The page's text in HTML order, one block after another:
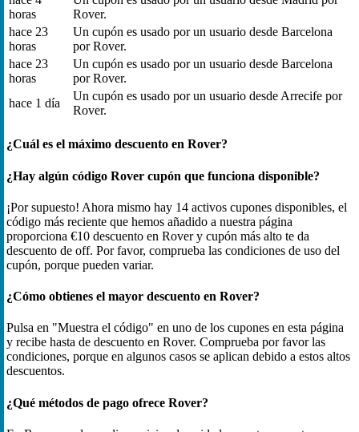
horas
Rover.
hace 23
horas
Un cupón es usado por un usuario desde Barcelona
por Rover.
hace 23
horas
Un cupón es usado por un usuario desde Barcelona
por Rover.
hace 1 día
Un cupón es usado por un usuario desde Arrecife por
Rover.
¿Cuál es el máximo descuento en Rover?
¿Hay algún código Rover cupón que funciona disponible?
¡Por supuesto! Ahora mismo hay 14 activos cupones disponibles, el
código más reciente que hemos añadido a nuestra página
proporciona €10 descuento en Rover y cupón más alto te da
descuento de off. Por favor, comprueba las condiciones de uso del
cupón, porque pueden variar.
¿Cómo obtienes el mayor descuento en Rover?
Pulsa en "Muestra el código" en uno de los cupones en esta página
y recibe hasta de descuento en Rover. Comprueba por favor las
condiciones, porque en algunos casos se aplican debido a estos altos
descuentos.
¿Qué métodos de pago ofrece Rover?